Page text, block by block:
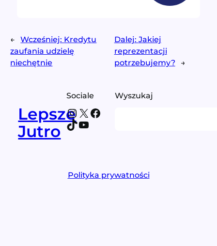
← Wcześniej: Kredytu
zaufania udzielę
niechętnie
Dalej: Jakiej
reprezentacji
potrzebujemy?
→
Lepsze
Jutro
Sociale
Instagram
X Facebook
TikTok
YouTube
Wyszukaj
Polityka prywatności